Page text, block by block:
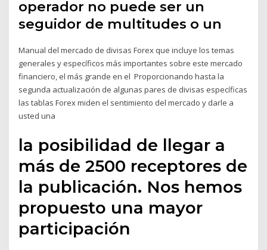
operador no puede ser un
seguidor de multitudes o un
Manual del mercado de divisas Forex que incluye los temas
generales y específicos más importantes sobre este mercado
financiero, el más grande en el Proporcionando hasta la
segunda actualización de algunas pares de divisas específicas
las tablas Forex miden el sentimiento del mercado y darle a
usted una
la posibilidad de llegar a
más de 2500 receptores de
la publicación. Nos hemos
propuesto una mayor
participación